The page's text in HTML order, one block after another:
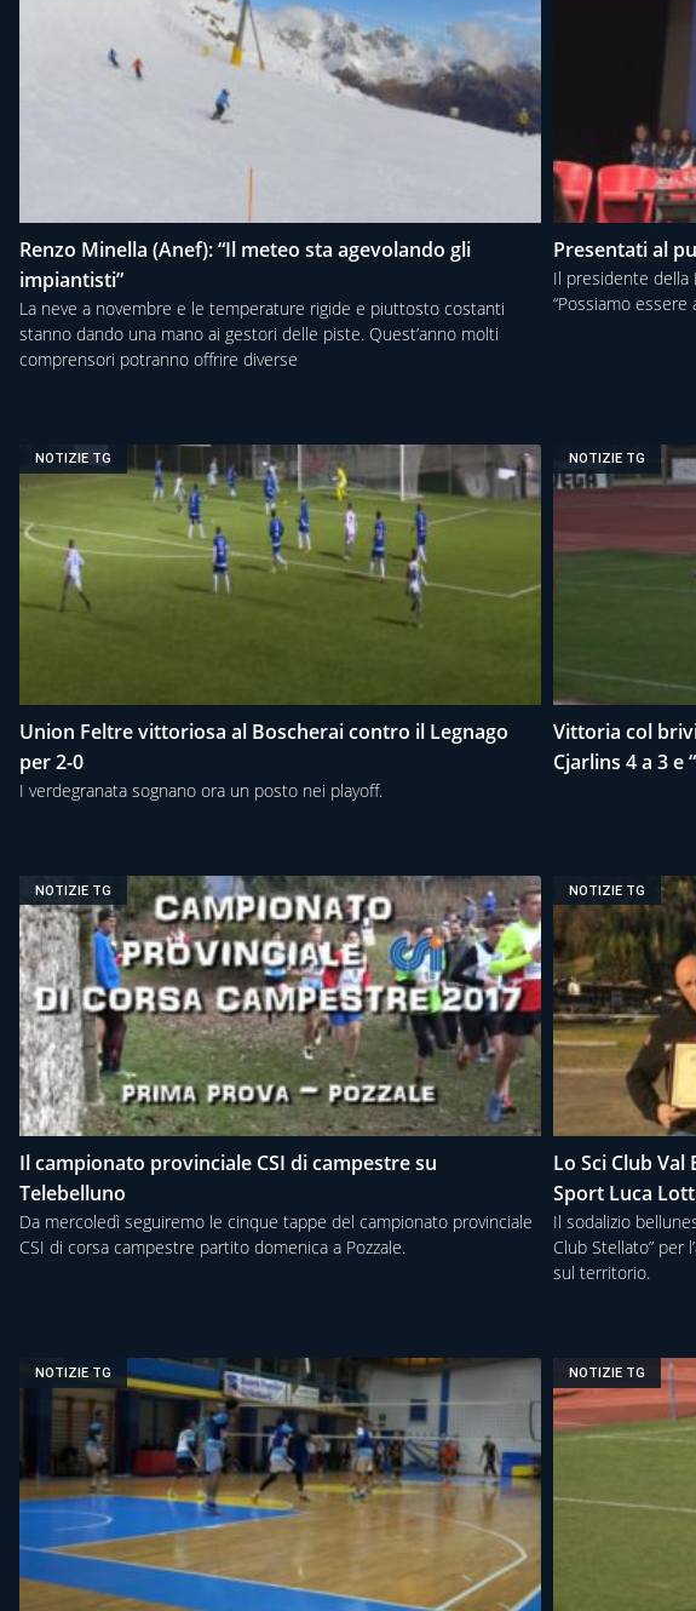
Renzo Minella (Anef): “Il meteo sta agevolando gli
impiantisti”
La neve a novembre e le temperature rigide e piuttosto costanti
stanno dando una mano ai gestori delle piste. Quest’anno molti
comprensori potranno offrire diverse
Presentati al
Il presidente della
“Possiamo essere
NOTIZIE TG
Union Feltre vittoriosa al Boscherai contro il Legnago
per 2-0
I verdegranata sognano ora un posto nei playoff.
NOTIZIE TG
Vittoria col
Cjarlins 4 a 3 e
NOTIZIE TG
Il campionato provinciale CSI di campestre su
Telebelluno
Da mercoledì seguiremo le cinque tappe del campionato provinciale
CSI di corsa campestre partito domenica a Pozzale.
NOTIZIE TG
Lo Sci Club
Sport Luca
Il sodalizio
Club Stellato” per
sul territorio.
NOTIZIE TG NOTIZIE TG